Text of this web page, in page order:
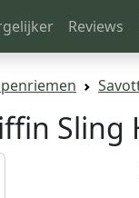
Reviews
Sling